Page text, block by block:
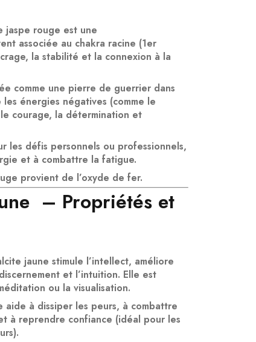
jaspe rouge est une
associée au chakra racine (1er
, lastabilité et la connexion à la
comme une pierre de guerrier dans
énergies négatives (comme le
courage, la détermination et
les défis personnels ou professionnels,
et à combattre la fatigue.
provient de l’oxyde de fer.
– Propriétés et
jaunestimule l’intellect, améliore
discernement et l’intuition. Elle est
ou lavisualisation.
aide à dissiper les peurs, à combattre
à reprendre confiance (idéal pour les